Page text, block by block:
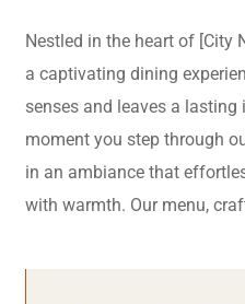
Nestled in the heart of [City
a captivating dining
senses and leaves a
moment you step through
in an ambiance that
with warmth. Our menu,